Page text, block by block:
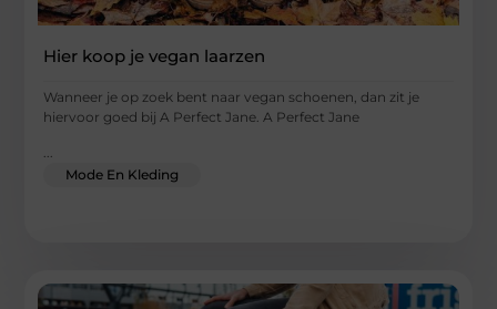
Hier koop je vegan laarzen
Wanneer je op zoek bent naar vegan schoenen, dan zit je
hiervoor goed bij A Perfect Jane. A Perfect Jane
...
Mode En Kleding